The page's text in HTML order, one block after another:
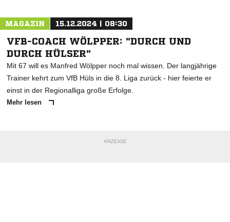
MAGAZIN 15.12.2024 | 08:30
VFB-COACH WÖLPPER: "DURCH UND
DURCH HÜLSER"
Mit 67 will es Manfred Wölpper noch mal wissen. Der langjährige
Trainer kehrt zum VfB Hüls in die 8. Liga zurück - hier feierte er
einst in der Regionalliga große Erfolge.
Mehr lesen
ANZEIGE